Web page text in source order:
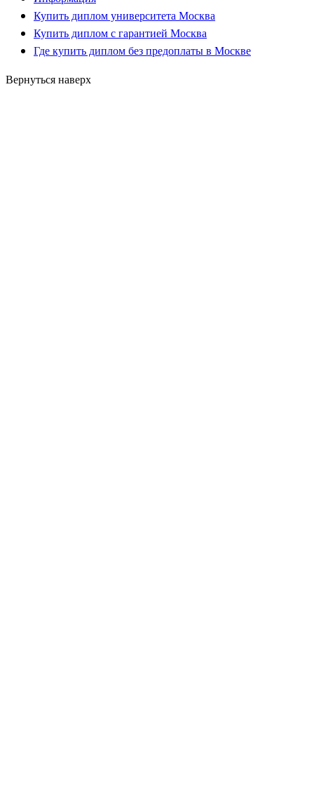
Купить диплом университета Москва
Купить диплом с гарантией Москва
Где купить диплом без предоплаты в Москве
Вернуться наверх